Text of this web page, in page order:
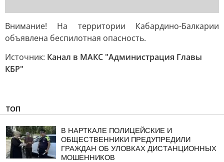
Внимание! На территории Кабардино-Балкарии
объявлена беспилотная опасность.
Источник: Канал в МАКС "Администрация Главы
КБР"
ТОП
В НАРТКАЛЕ ПОЛИЦЕЙСКИЕ И
ОБЩЕСТВЕННИКИ ПРЕДУПРЕДИЛИ
ГРАЖДАН ОБ УЛОВКАХ ДИСТАНЦИОННЫХ
МОШЕННИКОВ